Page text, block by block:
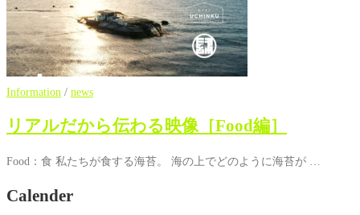
Information / news
リアルだから伝わる映像［Food編］
Food：食 私たちが食する海苔。 海の上でどのように海苔が …
Calender